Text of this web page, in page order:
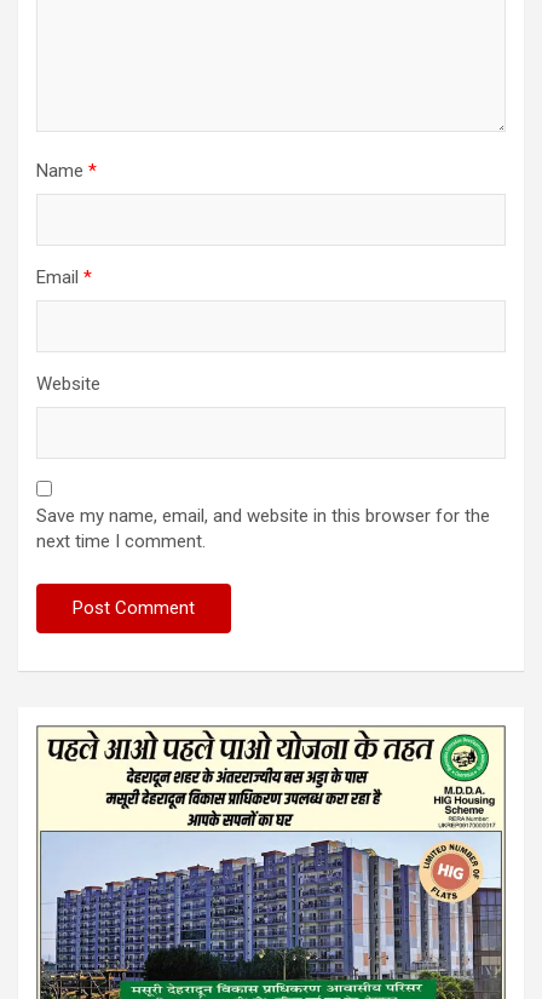
Name *
Email *
Website
Save my name, email, and website in this browser for the
next time I comment.